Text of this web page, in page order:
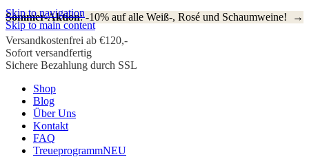
Skip to navigation
Skip to main content
Sommer-Aktion: -10% auf alle Weiß-, Rosé und Schaumweine! →
Versandkostenfrei ab €120,-
Sofort versandfertig
Sichere Bezahlung durch SSL
Shop
Blog
Über Uns
Kontakt
FAQ
TreueprogrammNEU